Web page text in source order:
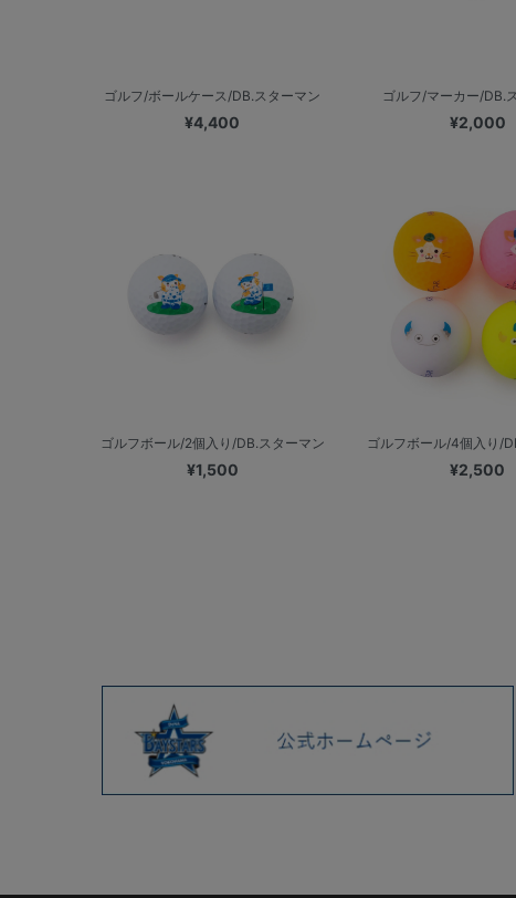
ゴルフ/ボールケース/DB.スターマン
¥4,400
ゴルフ/マーカー/DB.
¥2,000
ゴルフボール/2個入り/DB.スターマン
¥1,500
ゴルフボール/4個入り/
¥2,500